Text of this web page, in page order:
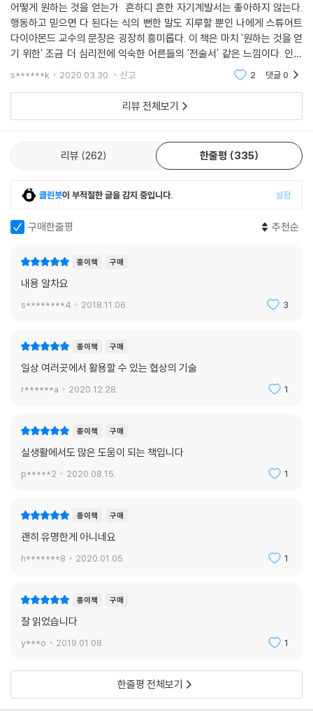
어떻게 원하는 것을 얻는가 흔하디 흔한 자기계발서는 좋아하지 않는다.
행동하고 믿으면 다 된다는 식의 뻔한 말도 지루할 뿐인 나에게 스튜어트
다이아몬드 교수의 문장은 굉장히 흥미롭다. 이 책은 마치 '원하는 것을 얻
기 위한' 조금 더 심리전에 익숙한 어른들의 '전술서' 같은 느낌이다. 인간
은 사회적 동물인 만큼 우리는 유년시절부터 타인과의 관계속에서 협상을
s******k 2020.03.30. 신고 2 댓글0
리뷰 전체보기
리뷰 262 한줄평 335
클린봇이 부적절한 글을 감지 중입니다. 설정
구매한줄평 추천순
종이책 구매
내용 알차요
s********4 2018.11.06. 3
종이책 구매
일상 여러곳에서 활용할 수 있는 협상의 기술
r******a 2020.12.28. 1
종이책 구매
실생활에서도 많은 도움이 되는 책입니다
p*****2 2020.08.15. 1
종이책 구매
괜히 유명한게 아니네요
h*******8 2020.01.05. 1
종이책 구매
잘 읽었습니다
y***o 2019.01.08. 1
한줄평 전체보기